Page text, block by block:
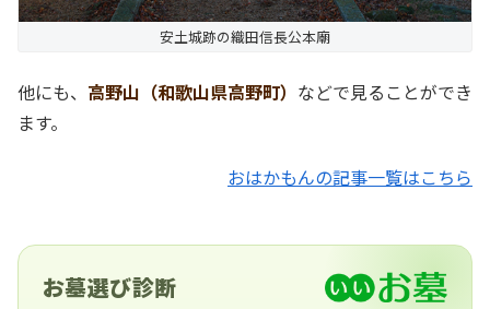
安土城跡の織田信長公本廟
他にも、 高野山（和歌山県高野町） などで見ることができ
ます。
おはかもんの記事一覧はこちら
お墓選び診断